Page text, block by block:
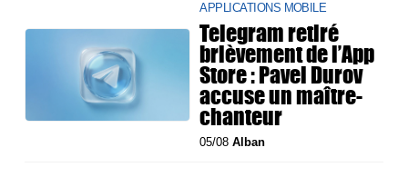
APPLICATIONS MOBILE
Telegram retiré
brièvement de l’App
Store : Pavel Durov
accuse un maître-
chanteur
05/08Alban